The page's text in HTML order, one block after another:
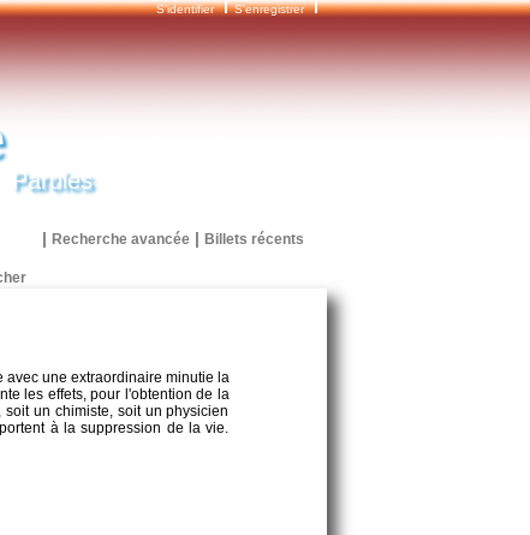
S'identifier S'enregistrer
| Recherche avancée| Billets récents
Paroles
avec une extraordinaire minutie la
les effets, pour l'obtention de la
un chimiste, soit un physicien
à la suppression de la vie.